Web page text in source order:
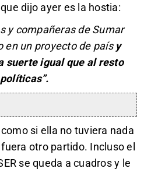
dijo ayer es la hostia:
y compañeras de Sumar
en un proyecto de país y
suerte igual que al resto
si ella no tuviera nada
otro partido. Incluso el
se queda a cuadros y le